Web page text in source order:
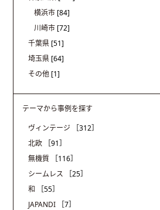
横浜市 [84]
川崎市 [72]
千葉県 [51]
埼玉県 [64]
その他 [1]
テーマから事例を探す
ヴィンテージ
［312］
北欧
［91］
無機質
［116］
シームレス
［25］
和
［55］
JAPANDI
［7］